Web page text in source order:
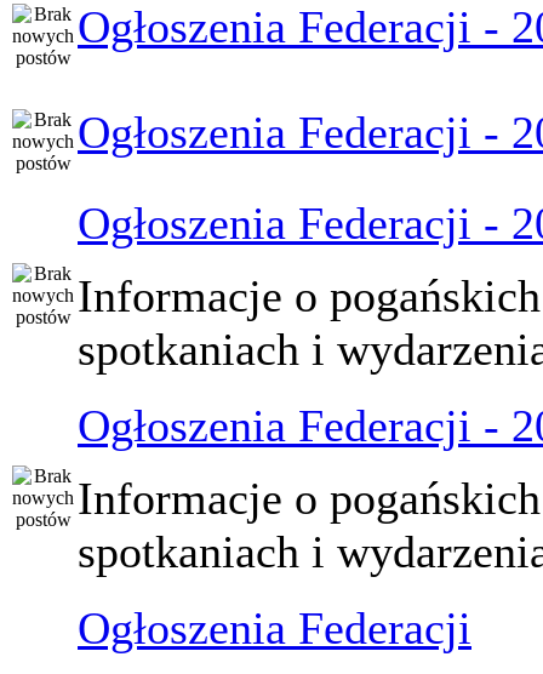
Ogłoszenia Federacji -
Ogłoszenia Federacji -
Ogłoszenia Federacji -
Informacje o pogańskich
spotkaniach i
Ogłoszenia Federacji -
Informacje o pogańskich
spotkaniach i
Ogłoszenia Federacji